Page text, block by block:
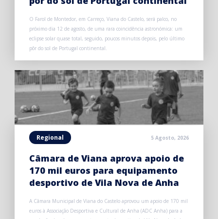
O Farol de Montedor, em Carreço, Viana do Castelo, será palco, no
próximo dia 12 de agosto, de uma rara coincidência astronómica: um
eclipse solar quase total, seguido, poucos minutos depois, pelo último
pôr do sol de Portugal continental.
Regional 5 Agosto, 2026
Câmara de Viana aprova apoio de
170 mil euros para equipamento
desportivo de Vila Nova de Anha
A Câmara Municipal de Viana do Castelo aprovou um apoio de 170 mil
euros à Associação Desportiva e Cultural de Anha (ADC Anha) para a